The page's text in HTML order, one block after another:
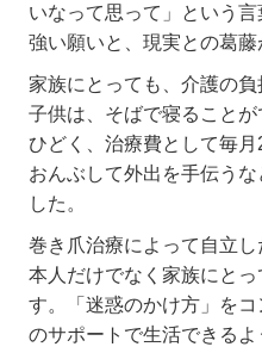
いなって思って」という
強い願いと、現実との葛藤
家族にとっても、介護の負
子供は、そばで寝ること
ひどく、治療費として毎月
おんぶして外出を手伝う
した。
巻き爪治療によって自立し
本人だけでなく家族にと
す。「迷惑のかけ方」を
のサポートで生活できる